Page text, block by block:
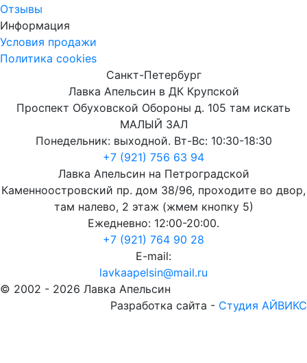
Отзывы
Информация
Условия продажи
Политика cookies
Санкт-Петербург
Лавка Апельсин в ДК Крупской
Проспект Обуховской Обороны д. 105 там искать
МАЛЫЙ ЗАЛ
Понедельник: выходной. Вт-Вс: 10:30-18:30
+7 (921) 756 63 94
Лавка Апельсин на Петроградской
Каменноостровский пр. дом 38/96, проходите во двор,
там налево, 2 этаж (жмем кнопку 5)
Ежедневно: 12:00-20:00.
+7 (921) 764 90 28
E-mail:
lavkaapelsin@mail.ru
© 2002 - 2026 Лавка Апельсин
Разработка сайта - Студия АЙВИКС